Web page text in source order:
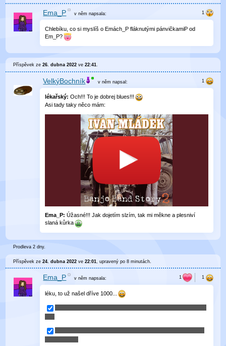
Ema_P v němnapsala:
Chlebíku, co si myslíš o Emách_P fláknutými pánvičkamiP od
Em_P?
Příspěvek ze26. dubna 2022 ve22:41
VelkýBochník v němnapsal:
lékařský: Och!!! To je dobrej blues!!!
Asi tady taky něco mám:
Ema_P: Úžasné!!! Jak dojetím slzím, tak mi měkne a plesniví
slaná kůrka
Prodleva 2 dny.
Příspěvek ze24. dubna 2022 ve22:01 , upravenýpo 8 minutách
Ema_P v němnapsala:
léku, to už našel dříve 1000...